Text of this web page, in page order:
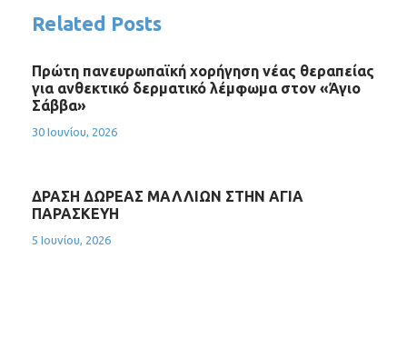
Related Posts
Πρώτη πανευρωπαϊκή χορήγηση νέας θεραπείας
για ανθεκτικό δερματικό λέμφωμα στον «Άγιο
Σάββα»
30 Ιουνίου, 2026
ΔΡΑΣΗ ΔΩΡΕΑΣ ΜΑΛΛΙΩΝ ΣΤΗΝ ΑΓΙΑ
ΠΑΡΑΣΚΕΥΗ
5 Ιουνίου, 2026